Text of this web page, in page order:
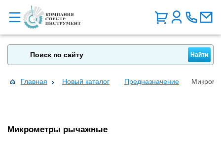
Главная Новый каталог Предназначение
Микрометры рычажные